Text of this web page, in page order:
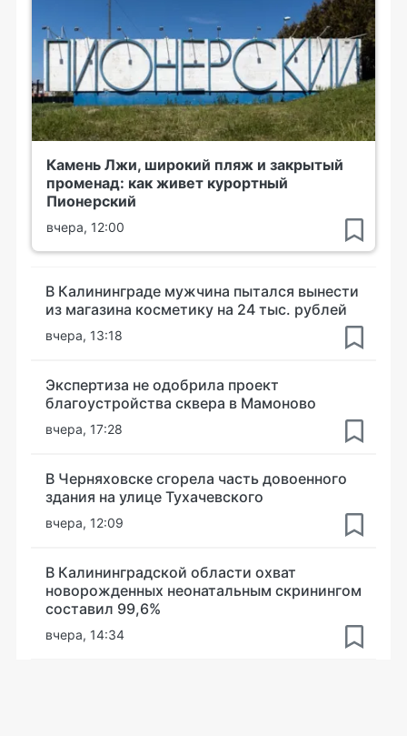
Камень Лжи, широкий пляж и закрытый
променад: как живет курортный
Пионерский
вчера, 12:00
В Калининграде мужчина пытался вынести
из магазина косметику на 24 тыс. рублей
вчера, 13:18
Экспертиза не одобрила проект
благоустройства сквера в Мамоново
вчера, 17:28
В Черняховске сгорела часть довоенного
здания на улице Тухачевского
вчера, 12:09
В Калининградской области охват
новорожденных неонатальным скринингом
составил 99,6%
вчера, 14:34